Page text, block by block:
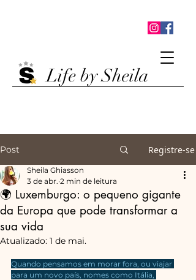
Life by Sheila
Post Registre-se
🌍 Luxemburgo: o pequeno gigante
da Europa que pode transformar a
sua vida
Sheila Ghiasson
3 de abr. 2 min de leitura
Atualizado: 1 de mai.
Quando pensamos em morar fora, ou viajar
para um novo país, nomes como Itália,